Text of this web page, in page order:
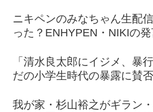
ニキペンのみなちゃん生配
った？ENHYPEN・NIKIの
「清水良太郎にイジメ、暴
だの小学生時代の暴露に賛
我が家・杉山裕之がギラン